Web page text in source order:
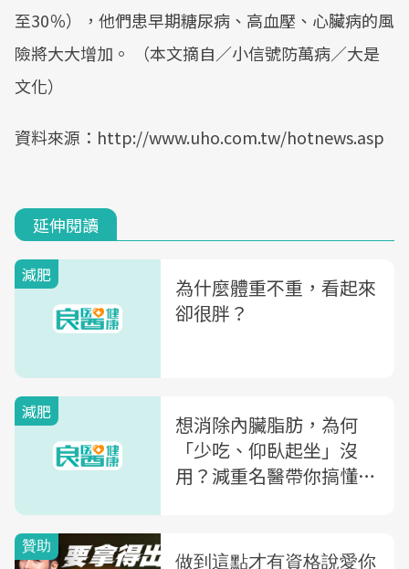
至30％），他們患早期糖尿病、高血壓、心臟病的風
險將大大增加。 （本文摘自／小信號防萬病／大是
文化）
資料來源：http://www.uho.com.tw/hotnews.asp
延伸閱讀
減肥
為什麼體重不重，看起來
卻很胖？
減肥
想消除內臟脂肪，為何
「少吃、仰臥起坐」沒
用？減重名醫帶你搞懂：